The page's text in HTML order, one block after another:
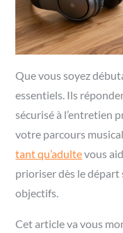
Que vous soyez
essentiels. Ils
sécurisé à l’entretien
votre parcours
tant qu’adultevous
prioriser dès le
objectifs.
Cet article va vous